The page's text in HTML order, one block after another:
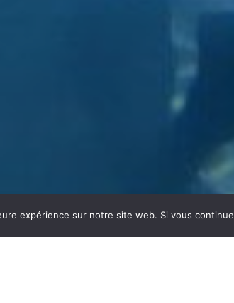
expérience sur notre site web. Si vous